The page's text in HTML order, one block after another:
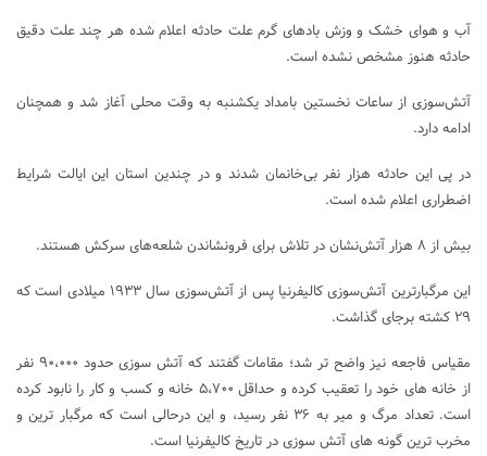
آب و هوای خشک و وزش بادهای گرم علت حادثه اعلام شده هر چند علت دقیق
حادثه هنوز مشخص نشده است.
آتش‌سوزی از ساعات نخستین بامداد یکشنبه به وقت محلی آغاز شد و همچنان
ادامه دارد.
در پی این حادثه هزار نفر بی‌خانمان شدند و در چندین استان این ایالت شرایط
اضطراری اعلام شده است.
بیش از ۸ هزار آتش‌نشان در تلاش برای فرونشاندن شلعه‌های سرکش هستند.
این مرگبارترین آتش‌سوزی کالیفرنیا پس از آتش‌سوزی سال ۱۹۳۳ میلادی است که
۲۹ کشته برجای گذاشت.
مقیاس فاجعه نیز واضح تر شد؛ مقامات گفتند که آتش سوزی حدود ۹۰،۰۰۰ نفر
از خانه های خود را تعقیب کرده و حداقل ۵،۷۰۰ خانه و کسب و کار را نابود کرده
است. تعداد مرگ و میر به ۳۶ نفر رسید، و این درحالی است که مرگبار ترین و
مخرب ترین گونه های آتش سوزی در تاریخ کالیفرنیا است.